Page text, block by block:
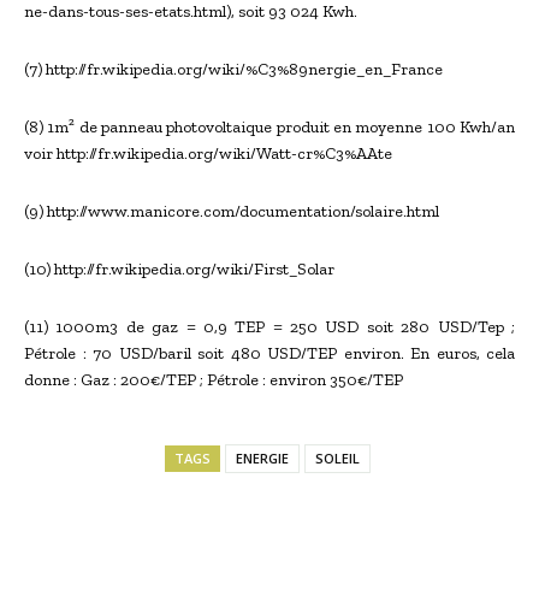
ne-dans-tous-ses-etats.html), soit 93 024 Kwh.
(7) http://fr.wikipedia.org/wiki/%C3%89nergie_en_France
(8) 1m² de panneau photovoltaique produit en moyenne 100 Kwh/an
voir http://fr.wikipedia.org/wiki/Watt-cr%C3%AAte
(9) http://www.manicore.com/documentation/solaire.html
(10) http://fr.wikipedia.org/wiki/First_Solar
(11) 1000m3 de gaz = 0,9 TEP = 250 USD soit 280 USD/Tep ;
Pétrole : 70 USD/baril soit 480 USD/TEP environ. En euros, cela
donne : Gaz : 200€/TEP ; Pétrole : environ 350€/TEP
TAGS ENERGIE SOLEIL